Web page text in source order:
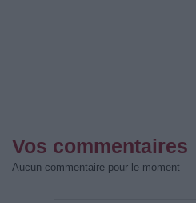
Vos commentaires
Aucun commentaire pour le moment